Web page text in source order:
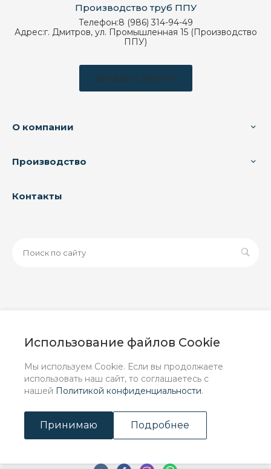
Использование файлов Cookie
Мы используем Cookie. Если вы продолжаете
использовать наш сайт, то соглашаетесь с
нашей Политикой конфиденциальности.
Принимаю Подробнее
Производство труб ППУ
Телефон:8 (986) 314-94-49
Адрес:г. Дмитров, ул. Промышленная 15 (Производство
ППУ)
Заказать звонок
О компании
Производство
Контакты
информационный характер и ни при каких условиях не
положениями Статьи 437 (2) ГК РФ.